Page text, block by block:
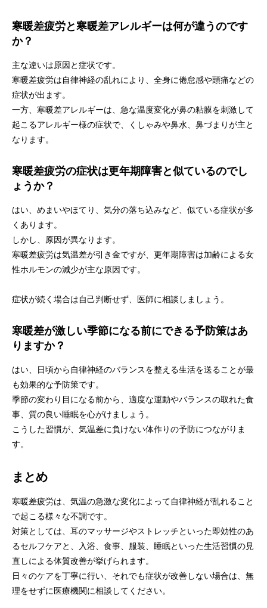
寒暖差疲労と寒暖差アレルギーは何が違うのです
か？
主な違いは原因と症状です。
寒暖差疲労は自律神経の乱れにより、全身に倦怠感や頭痛などの
症状が出ます。
一方、寒暖差アレルギーは、急な温度変化が鼻の粘膜を刺激して
起こるアレルギー様の症状で、くしゃみや鼻水、鼻づまりが主と
なります。
寒暖差疲労の症状は更年期障害と似ているのでし
ょうか？
はい、めまいやほてり、気分の落ち込みなど、似ている症状が多
くあります。
しかし、原因が異なります。
寒暖差疲労は気温差が引き金ですが、更年期障害は加齢による女
性ホルモンの減少が主な原因です。
症状が続く場合は自己判断せず、医師に相談しましょう。
寒暖差が激しい季節になる前にできる予防策はあ
りますか？
はい、日頃から自律神経のバランスを整える生活を送ることが最
も効果的な予防策です。
季節の変わり目になる前から、適度な運動やバランスの取れた食
事、質の良い睡眠を心がけましょう。
こうした習慣が、気温差に負けない体作りの予防につながりま
す。
まとめ
寒暖差疲労は、気温の急激な変化によって自律神経が乱れること
で起こる様々な不調です。
対策としては、耳のマッサージやストレッチといった即効性のあ
るセルフケアと、入浴、食事、服装、睡眠といった生活習慣の見
直しによる体質改善が挙げられます。
日々のケアを丁寧に行い、それでも症状が改善しない場合は、無
理をせずに医療機関に相談してください。